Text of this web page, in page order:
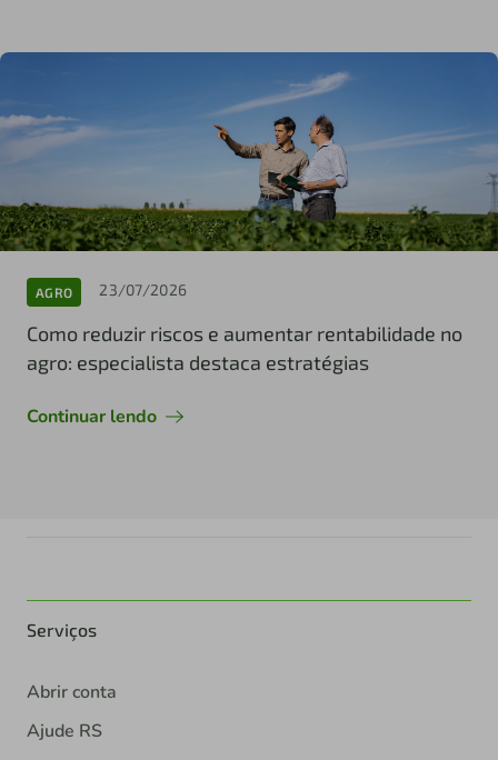
AGRO 23/07/2026
Como reduzir riscos e aumentar rentabilidade no
agro: especialista destaca estratégias
Continuar lendo
Serviços
Abrir conta
Ajude RS